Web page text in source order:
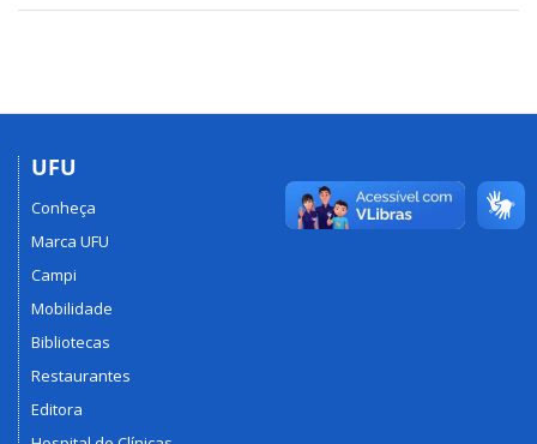
UFU
Conheça
Marca UFU
Campi
Mobilidade
Bibliotecas
Restaurantes
Editora